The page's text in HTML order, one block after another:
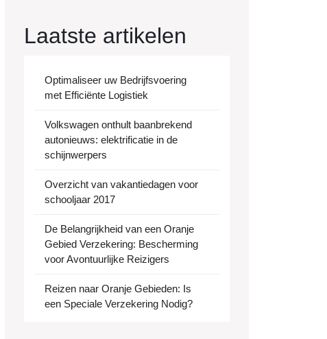
Laatste artikelen
Optimaliseer uw Bedrijfsvoering
met Efficiënte Logistiek
Volkswagen onthult baanbrekend
autonieuws: elektrificatie in de
schijnwerpers
Overzicht van vakantiedagen voor
schooljaar 2017
De Belangrijkheid van een Oranje
Gebied Verzekering: Bescherming
voor Avontuurlijke Reizigers
Reizen naar Oranje Gebieden: Is
een Speciale Verzekering Nodig?